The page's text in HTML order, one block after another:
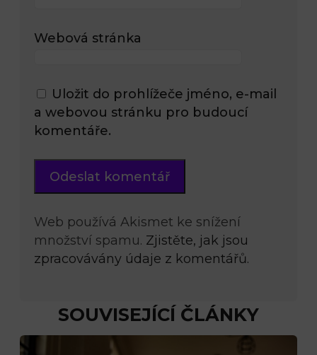
Webová stránka
Uložit do prohlížeče jméno, e-mail
a webovou stránku pro budoucí
komentáře.
Web používá Akismet ke snížení
množství spamu. Zjistěte, jak jsou
zpracovávány údaje z komentářů.
SOUVISEJÍCÍ ČLÁNKY